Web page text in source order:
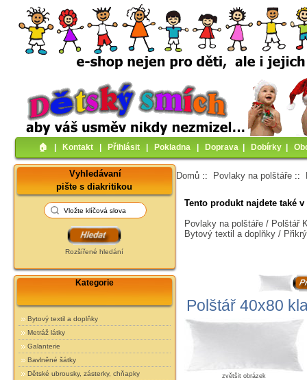
🏠︎ Kontakt Přihlásit Pokladna Doprava Dobírky
Vyhledávaní
pište s diakritikou
Rozšířené hledání
Kategorie
Bytový textil a doplňky
Metráž látky
Galanterie
Bavlněné šátky
Dětské ubrousky, zásterky, chňapky
Domů :: Povlaky na polštáře ::
Tento produkt najdete také
Povlaky na polštáře / Polštář
Bytový textil a doplňky /
Polštář 40x80
zvětšit obrázek